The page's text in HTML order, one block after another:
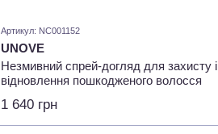
Артикул: NC001152
UNOVE
Незмивний спрей-догляд для захисту і
відновлення пошкодженого волосся
200мл
1 640 грн